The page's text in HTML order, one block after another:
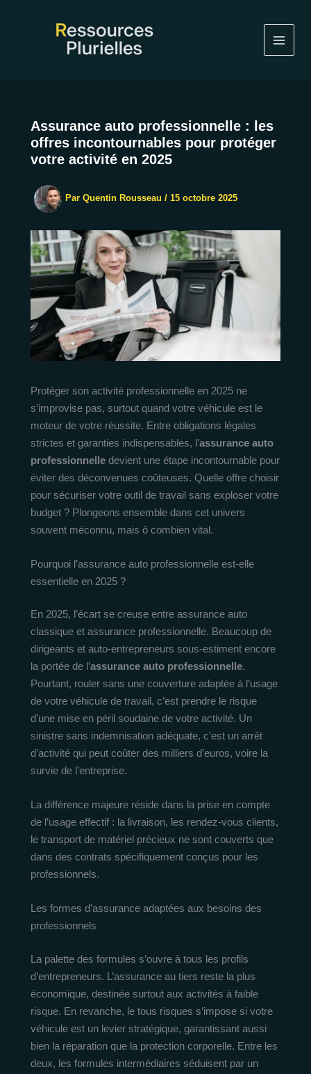
Assurance auto professionnelle : les
offres incontournables pour protéger
votre activité en 2025
Par Quentin Rousseau / 15 octobre 2025
Protéger son activité professionnelle en 2025 ne
s’improvise pas, surtout quand votre véhicule est le
moteur de votre réussite. Entre obligations légales
strictes et garanties indispensables, l’assurance auto
professionnelle devient une étape incontournable pour
éviter des déconvenues coûteuses. Quelle offre choisir
pour sécuriser votre outil de travail sans exploser votre
budget ? Plongeons ensemble dans cet univers
souvent méconnu, mais ô combien vital.
Pourquoi l’assurance auto professionnelle est-elle
essentielle en 2025 ?
En 2025, l’écart se creuse entre assurance auto
classique et assurance professionnelle. Beaucoup de
dirigeants et auto-entrepreneurs sous-estiment encore
la portée de l’assurance auto professionnelle.
Pourtant, rouler sans une couverture adaptée à l’usage
de votre véhicule de travail, c’est prendre le risque
d’une mise en péril soudaine de votre activité. Un
sinistre sans indemnisation adéquate, c’est un arrêt
d’activité qui peut coûter des milliers d’euros, voire la
survie de l’entreprise.
La différence majeure réside dans la prise en compte
de l’usage effectif : la livraison, les rendez-vous clients,
le transport de matériel précieux ne sont couverts que
dans des contrats spécifiquement conçus pour les
professionnels.
Les formes d’assurance adaptées aux besoins des
professionnels
La palette des formules s’ouvre à tous les profils
d’entrepreneurs. L’assurance au tiers reste la plus
économique, destinée surtout aux activités à faible
risque. En revanche, le tous risques s’impose si votre
véhicule est un levier stratégique, garantissant aussi
bien la réparation que la protection corporelle. Entre les
deux, les formules intermédiaires séduisent par un